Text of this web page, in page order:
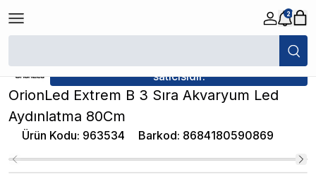
2
/ OrionLed Extrem B 3 Sıra Akvaryum Led
satıcısıdır.
OrionLed Extrem B 3 Sıra Akvaryum Led
Aydınlatma 80Cm
Ürün Kodu: 963534 Barkod: 8684180590869